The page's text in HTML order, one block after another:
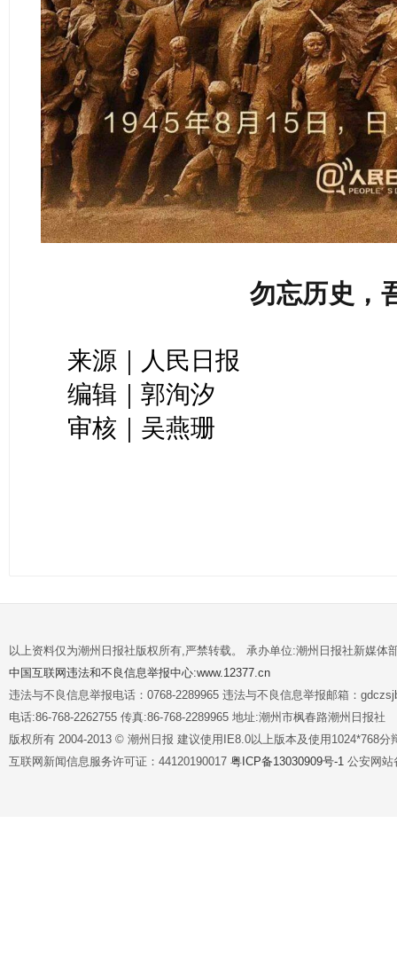
勿忘历史，
来源｜人民日报
编辑｜郭洵汐
审核｜吴燕珊
以上资料仅为潮州日报社版权所有,严禁转载。 承办单位:潮州日报社新媒体
中国互联网违法和不良信息举报中心:www.12377.cn
违法与不良信息举报电话：0768-2289965 违法与不良信息举报邮箱：
电话:86-768-2262755 传真:86-768-2289965 地址:潮州市枫春路潮州日报社
版权所有 2004-2013 © 潮州日报 建议使用IE8.0以上版本及使用1024*768分
互联网新闻信息服务许可证：44120190017 粤ICP备13030909号-1 公安网站